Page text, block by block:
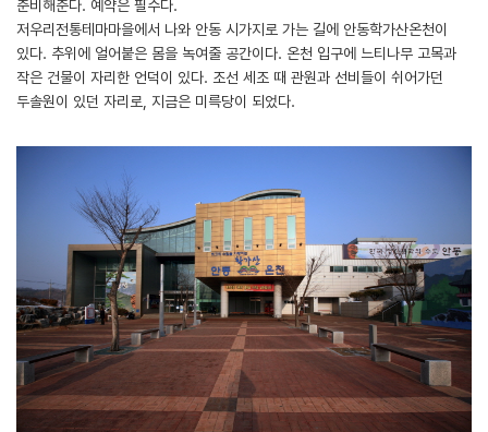
준비해준다. 예약은 필수다.
저우리전통테마마을에서 나와 안동 시가지로 가는 길에 안동학가산온천이
있다. 추위에 얼어붙은 몸을 녹여줄 공간이다. 온천 입구에 느티나무 고목과
작은 건물이 자리한 언덕이 있다. 조선 세조 때 관원과 선비들이 쉬어가던
두솔원이 있던 자리로, 지금은 미륵당이 되었다.